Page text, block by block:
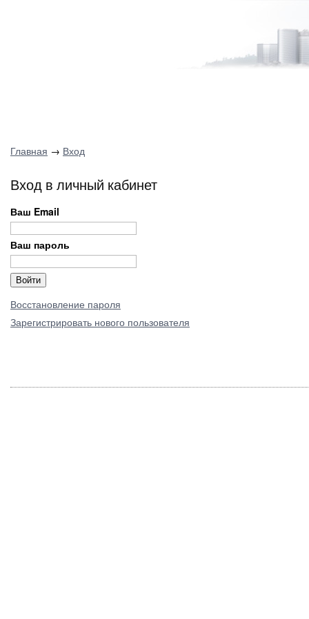
Главная → Вход
Вход в личный кабинет
Ваш Email
Ваш пароль
Восстановление пароля
Зарегистрировать нового пользователя